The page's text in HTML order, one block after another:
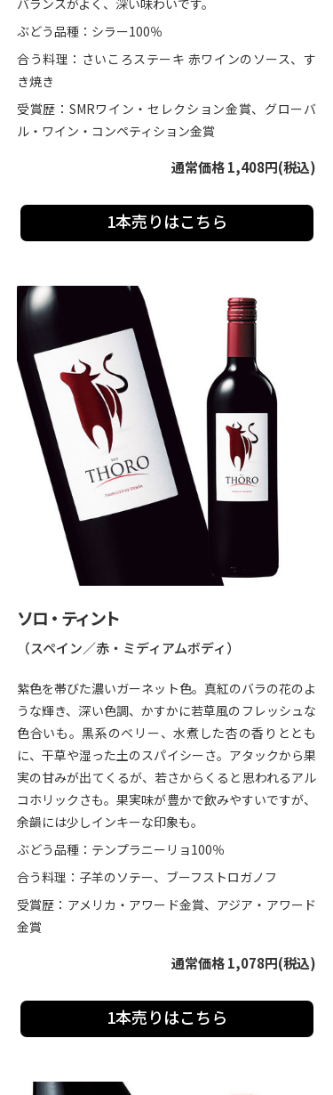
バランスがよく、深い味わいです。
ぶどう品種：シラー100％
合う料理：さいころステーキ 赤ワインのソース、す
き焼き
受賞歴：SMRワイン・セレクション金賞、グローバ
ル・ワイン・コンペティション金賞
通常価格 1,408円(税込)
1本売りはこちら
ソロ・ティント
（スペイン／赤・ミディアムボディ）
紫色を帯びた濃いガーネット色。真紅のバラの花のよ
うな輝き、深い色調、かすかに若草風のフレッシュな
色合いも。黒系のベリー、水煮した杏の香りととも
に、干草や湿った土のスパイシーさ。アタックから果
実の甘みが出てくるが、若さからくると思われるアル
コホリックさも。果実味が豊かで飲みやすいですが、
余韻には少しインキーな印象も。
ぶどう品種：テンプラニーリョ100％
合う料理：子羊のソテー、ブーフストロガノフ
受賞歴：アメリカ・アワード金賞、アジア・アワード
金賞
通常価格 1,078円(税込)
1本売りはこちら